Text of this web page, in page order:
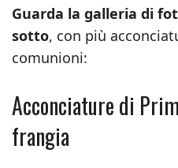
Guarda la galleria di
sotto, con più
comunioni:
Acconciature di
frangia